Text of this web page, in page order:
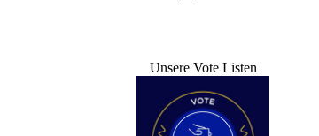
Unsere Vote Listen